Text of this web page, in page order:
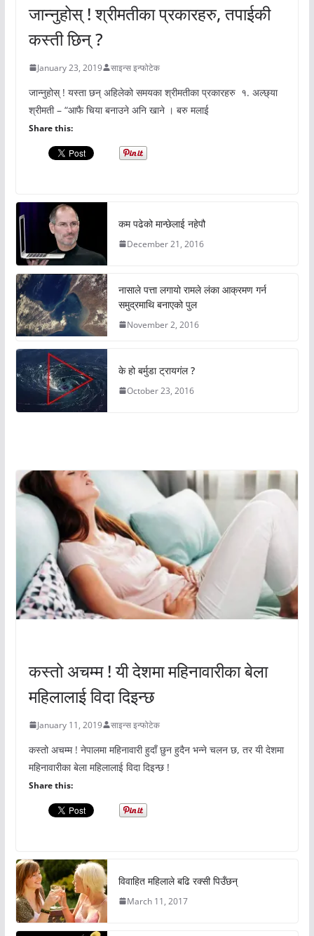
जान्नुहोस् ! श्रीमतीका प्रकारहरु, तपाईकी
कस्ती छिन् ?
January 23, 2019 साइन्स इन्फोटेक
जान्नुहोस् ! यस्ता छन् अहिलेको समयका श्रीमतीका प्रकारहरु १. अल्छ्या
श्रीमती – “आफै चिया बनाउने अनि खाने । बरु मलाई
Share this:
कम पढेको मान्छेलाई नहेपौ
December 21, 2016
नासाले पत्ता लगायो रामले लंका आक्रमण गर्न
समुद्रमाथि बनाएको पुल
November 2, 2016
के हो बर्मुडा ट्रायगंल ?
October 23, 2016
कस्तो अचम्म ! यी देशमा महिनावारीका बेला
महिलालाई विदा दिइन्छ
January 11, 2019 साइन्स इन्फोटेक
कस्तो अचम्म ! नेपालमा महिनावारी हुदाँ छुन हुदैन भन्ने चलन छ, तर यी देशमा
महिनावारीका बेला महिलालाई विदा दिइन्छ !
Share this:
विवाहित महिलाले बढि रक्सी पिउँछन्
March 11, 2017